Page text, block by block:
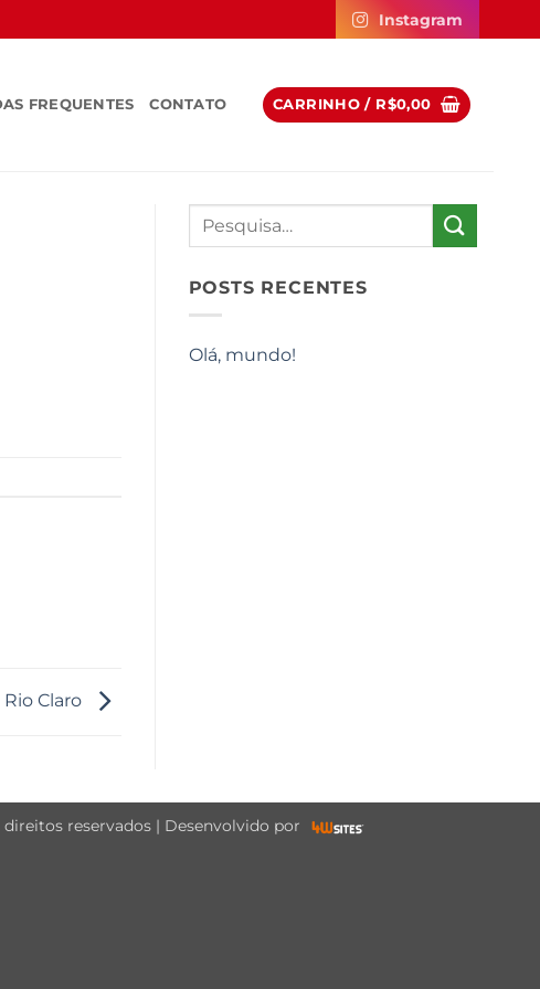
Instagram
FREQUENTES CONTATO CARRINHO / R$0,00
Rio Claro
POSTS RECENTES
Olá, mundo!
reservados | Desenvolvido por